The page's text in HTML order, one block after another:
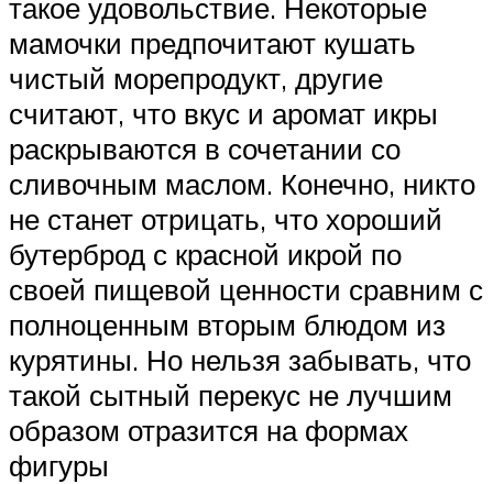
такое удовольствие. Некоторые
мамочки предпочитают кушать
чистый морепродукт, другие
считают, что вкус и аромат икры
раскрываются в сочетании со
сливочным маслом. Конечно, никто
не станет отрицать, что хороший
бутерброд с красной икрой по
своей пищевой ценности сравним с
полноценным вторым блюдом из
курятины. Но нельзя забывать, что
такой сытный перекус не лучшим
образом отразится на формах
фигуры